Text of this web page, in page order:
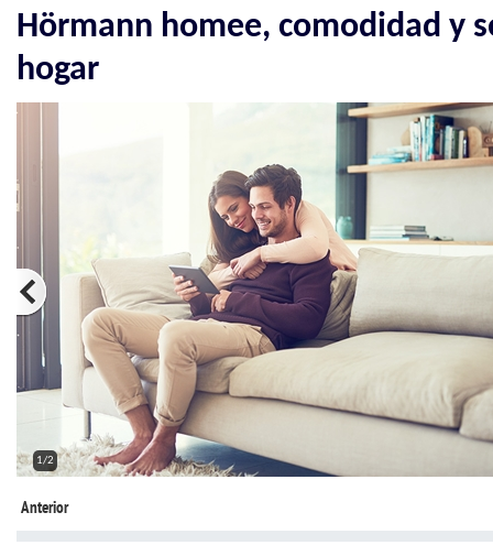
Hörmann homee, comodidad y
hogar
2/2
Anterior